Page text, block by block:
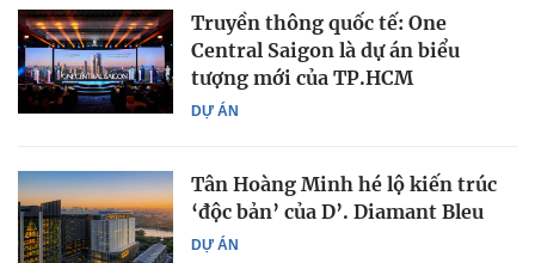
DỰ ÁN
Truyền thông quốc tế: One
Central Saigon là dự án biểu
tượng mới của TP.HCM
DỰ ÁN
Tân Hoàng Minh hé lộ kiến trúc
‘độc bản’ của D’. Diamant Bleu